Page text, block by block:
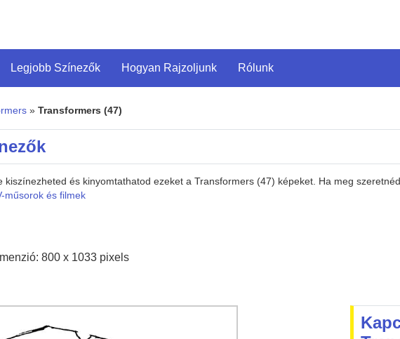
Legjobb Színezők Hogyan Rajzoljunk Rólunk
» Transformers (47)
kiszínezheted és kinyomtathatod ezeket a Transformers (47) képeket. Ha meg
műsorok és filmek
800 x 1033 pixels